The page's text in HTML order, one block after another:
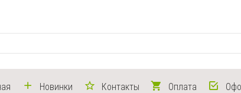
Новинки Контакты Оплата